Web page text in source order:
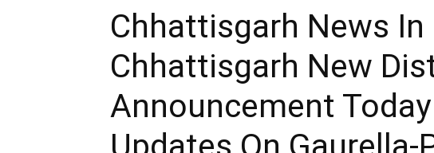
Chhattisgarh News In
Chhattisgarh New
Announcement